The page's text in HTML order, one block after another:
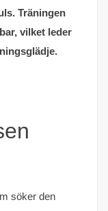
Träningen
vilket leder
söker den